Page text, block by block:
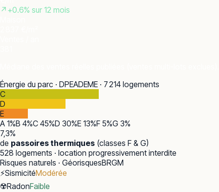
↗ +0.6% sur 12 mois
Énergie du parc · DPEADEME · 7 214 logements
C
D
E
A 1%B 4%C 45%D 30%E 13%F 5%G 3%
7,3%
de passoires thermiques (classes F & G)
528 logements · location progressivement interdite
Risques naturels · GéorisquesBRGM
⚡SismicitéModérée
☢️RadonFaible